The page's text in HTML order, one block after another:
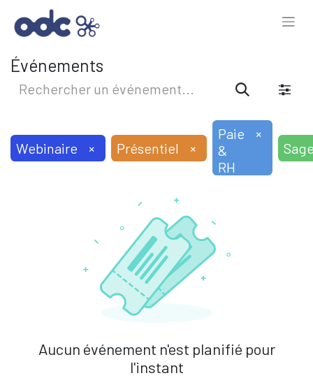
Événements
Webinaire × Présentiel ×
Paie
&
RH
×
Aucun événement n'est planifié pour
l'instant